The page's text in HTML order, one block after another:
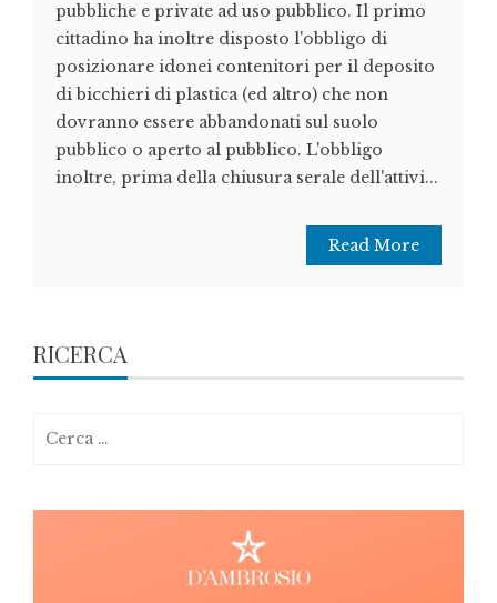
pubbliche e private ad uso pubblico. Il primo
cittadino ha inoltre disposto l'obbligo di
posizionare idonei contenitori per il deposito
di bicchieri di plastica (ed altro) che non
dovranno essere abbandonati sul suolo
pubblico o aperto al pubblico. L'obbligo
inoltre, prima della chiusura serale dell'attivi...
Read More
RICERCA